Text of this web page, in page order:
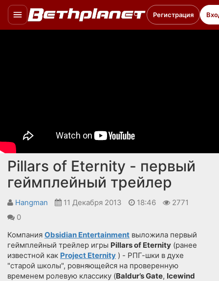
Регистрация
Pillars of Eternity - первый
геймплейный трейлер
Hangman 11 Декабря 2013 18:46
2771
0
Компания Obsidian Entertainment выложила первый
геймплейный трейлер игры Pillars of Eternity (ранее
известной как Project Eternity ) - РПГ-шки в духе
"старой школы", ровняющейся на проверенную
временем ролевую классику (Baldur’s Gate, Icewind